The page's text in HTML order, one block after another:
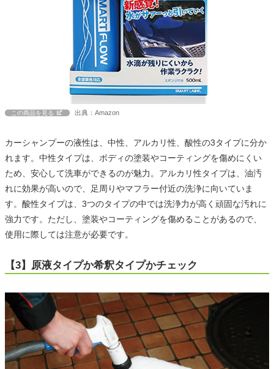
この商品を見る 出典：Amazon
カーシャンプーの液性は、中性、アルカリ性、酸性の3タイプに分か
れます。中性タイプは、ボディの塗装やコーティングを傷めにくい
ため、安心して洗車ができるのが魅力。アルカリ性タイプは、油汚
れに効果が高いので、足周りやマフラー付近の洗浄に向いていま
す。酸性タイプは、3つのタイプの中では洗浄力が高く頑固な汚れに
強力です。ただし、塗装やコーティングを傷めることがあるので、
使用に際しては注意が必要です。
【3】原液タイプか希釈タイプかチェック